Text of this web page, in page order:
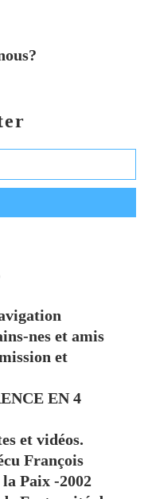
nes et amis
et
EN 4
et vidéos.
François
Paix -2002